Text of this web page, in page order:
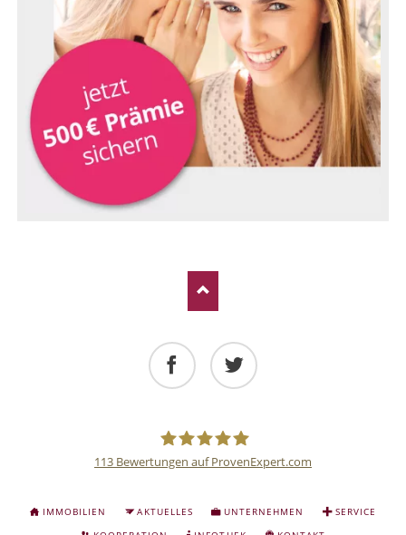
113 Bewertungen auf ProvenExpert.com
NAVIGATION
ÜBERSPRINGEN
IMMOBILIEN AKTUELLES UNTERNEHMEN
SERVICE